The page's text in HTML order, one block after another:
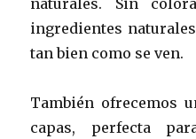
naturales. Sin
ingredientes
tan bien como se ven.
También ofrecemos
capas, perfecta